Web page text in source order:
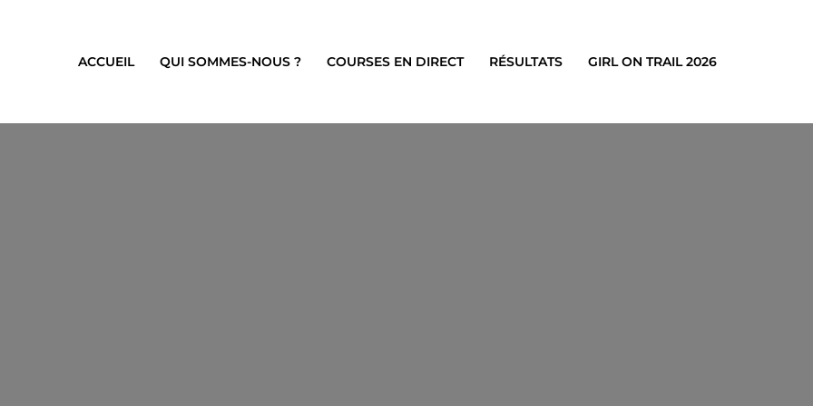
ACCUEIL QUI SOMMES-NOUS ? COURSES EN DIRECT RÉSULTATS GIRL ON TRAIL 2026